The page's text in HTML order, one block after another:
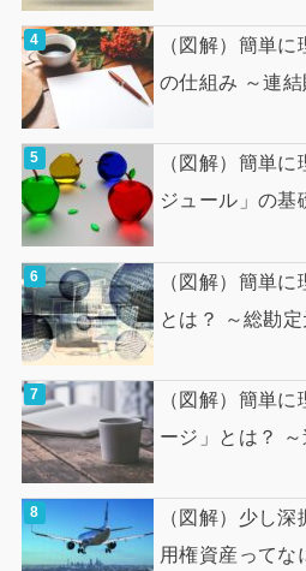
（図解）簡単
の仕組み ～連
（図解）簡単
ジュール」の基
（図解）簡単
とは？ ～総勘定
（図解）簡単
ージ」とは？
（図解）少し
用権資産ってな